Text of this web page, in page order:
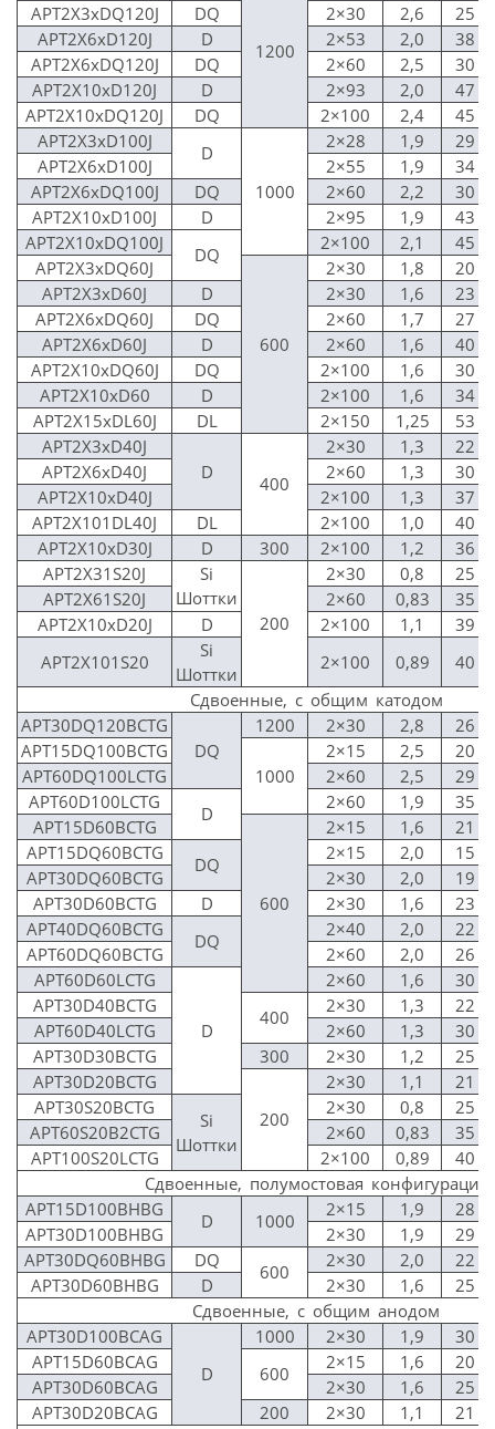
1200
APT2X3xDQ120J
DQ 2×30 2,6 25
APT2X6xD120J
D 2×53 2,0 38
APT2X6xDQ120J
DQ 2×60 2,5 30
APT2X10xD120J
D 2×93 2,0 47
APT2X10xDQ120J
DQ 2×100 2,4 45
APT2X3xD100J
D
1000
2×28 1,9 29
APT2X6xD100J
2×55 1,9 34
APT2X6xDQ100J
DQ 2×60 2,2 30
APT2X10xD100J
D 2×95 1,9 43
APT2X10xDQ100J
DQ
2×100 2,1 45
APT2X3xDQ60J
600
2×30 1,8
20
APT2X3xD60J
D 2×30 1,6
23
APT2X6xDQ60J
DQ 2×60 1,7
27
APT2X6xD60J
D 2×60 1,6
40
APT2X10xDQ60J
DQ 2×100 1,6
30
APT2X10xD60
D 2×100 1,6 34
APT2X15xDL60J
DL 2×150 1,25 53
APT2X3xD40J
D
400
2×30 1,3
22
APT2X6xD40J
2×60 1,3
30
APT2X10xD40J
2×100 1,3 37
APT2X101DL40J
DL 2×100 1,0 40
APT2X10xD30J
D 300 2×100 1,2
36
APT2X31S20J
Si
Шоттки
200
2×30 0,8
25
APT2X61S20J
2×60 0,83
35
APT2X10xD20J
D 2×100 1,1
39
APT2X101S20
Si
Шоттки
2×100 0,89
40
Сдвоенные, с общим катодом
APT30DQ120BCTG
DQ
1200 2×30 2,8 26
APT15DQ100BCTG
1000
2×15 2,5
20
APT60DQ100LCTG
2×60 2,5 29
APT60D100LCTG
D
2×60 1,9 35
APT15D60BCTG
600
2×15 1,6
21
APT15DQ60BCTG
DQ
2×15 2,0
15
APT30DQ60BCTG
2×30 2,0
19
APT30D60BCTG
D 2×30 1,6
23
APT40DQ60BCTG
DQ
2×40 2,0
22
APT60DQ60BCTG
2×60 2,0
26
APT60D60LCTG
D
2×60 1,6
30
APT30D40BCTG
400
2×30 1,3
22
APT60D40LCTG
2×60 1,3
30
APT30D30BCTG
300 2×30 1,2 25
APT30D20BCTG
200
2×30 1,1
21
APT30S20BCTG
Si
Шоттки
2×30 0,8
25
APT60S20B2CTG
2×60 0,83
35
APT100S20LCTG
2×100 0,89
40
Сдвоенные, полумостовая конфигурация
APT15D100BHBG
D 1000
2×15 1,9 28
APT30D100BHBG
2×30 1,9 29
APT30DQ60BHBG
DQ
600
2×30 2,0
22
APT30D60BHBG
D 2×30 1,6
25
Сдвоенные, с общим анодом
APT30D100BCAG
D
1000 2×30 1,9 30
APT15D60BCAG
600
2×15 1,6
20
APT30D60BCAG
2×30 1,6
25
APT30D20BCAG
200 2×30 1,1
21